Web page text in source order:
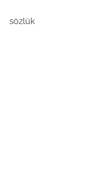
sözlük